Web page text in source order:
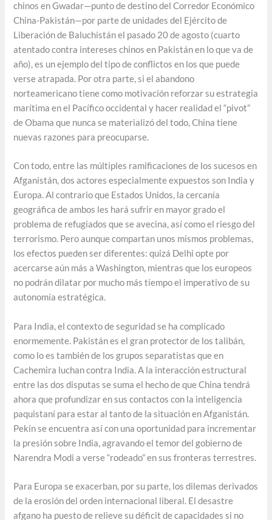
chinos en Gwadar—punto de destino del Corredor Económico
China-Pakistán—por parte de unidades del Ejército de
Liberación de Baluchistán el pasado 20 de agosto (cuarto
atentado contra intereses chinos en Pakistán en lo que va de
año), es un ejemplo del tipo de conflictos en los que puede
verse atrapada. Por otra parte, si el abandono
norteamericano tiene como motivación reforzar su estrategia
marítima en el Pacífico occidental y hacer realidad el “pivot”
de Obama que nunca se materializó del todo, China tiene
nuevas razones para preocuparse.
Con todo, entre las múltiples ramificaciones de los sucesos en
Afganistán, dos actores especialmente expuestos son India y
Europa. Al contrario que Estados Unidos, la cercanía
geográfica de ambos les hará sufrir en mayor grado el
problema de refugiados que se avecina, así como el riesgo del
terrorismo. Pero aunque compartan unos mismos problemas,
los efectos pueden ser diferentes: quizá Delhi opte por
acercarse aún más a Washington, mientras que los europeos
no podrán dilatar por mucho más tiempo el imperativo de su
autonomía estratégica.
Para India, el contexto de seguridad se ha complicado
enormemente. Pakistán es el gran protector de los talibán,
como lo es también de los grupos separatistas que en
Cachemira luchan contra India. A la interacción estructural
entre las dos disputas se suma el hecho de que China tendrá
ahora que profundizar en sus contactos con la inteligencia
paquistaní para estar al tanto de la situación en Afganistán.
Pekín se encuentra así con una oportunidad para incrementar
la presión sobre India, agravando el temor del gobierno de
Narendra Modi a verse “rodeado” en sus fronteras terrestres.
Para Europa se exacerban, por su parte, los dilemas derivados
de la erosión del orden internacional liberal. El desastre
afgano ha puesto de relieve su déficit de capacidades si no